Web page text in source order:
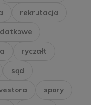
rekrutacja
ryczałt
sąd
spory